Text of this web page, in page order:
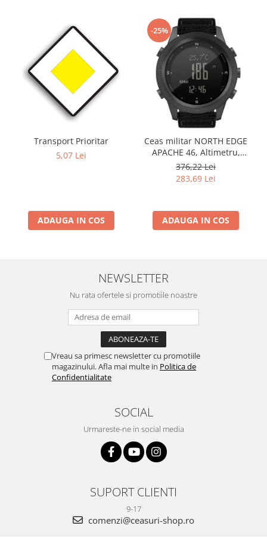
Transport Prioritar
5,07 Lei
ADAUGA IN COS
-25%
Ceas militar NORTH EDGE
APACHE 46, Altimetru,
Barometru, Cronometru,
Termometru, Pedometru,
Busola
376,22 Lei
283,69 Lei
ADAUGA IN COS
NEWSLETTER
Nu rata ofertele si promotiile noastre
Vreau sa primesc newsletter cu promotiile
magazinului. Afla mai multe in Politica de
Confidentialitate
SOCIAL
Urmareste-ne in social media
SUPORT CLIENTI
9-17
comenzi@ceasuri-shop.ro